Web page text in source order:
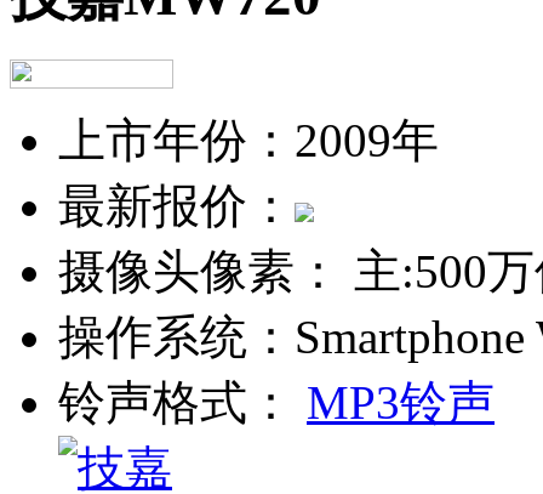
上市年份： 2009年
最新报价：
摄像头像素：
主:500
操作系统：
铃声格式：
MP3铃声